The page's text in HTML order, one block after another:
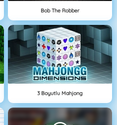
Bob The Robber
3 Boyutlu Mahjong